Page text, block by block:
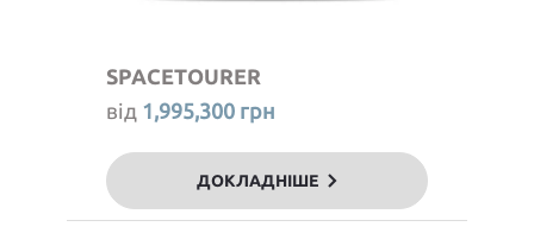
SPACETOURER
від 1,995,300 грн
ДОКЛАДНІШЕ